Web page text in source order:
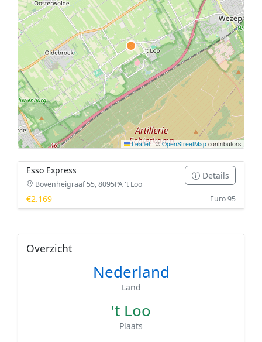
Leaflet |©OpenStreetMap contributors
Esso Express
Bovenheigraaf 55, 8095PA 't Loo
Details
€2.169 Euro 95
Overzicht
Nederland
Land
't Loo
Plaats